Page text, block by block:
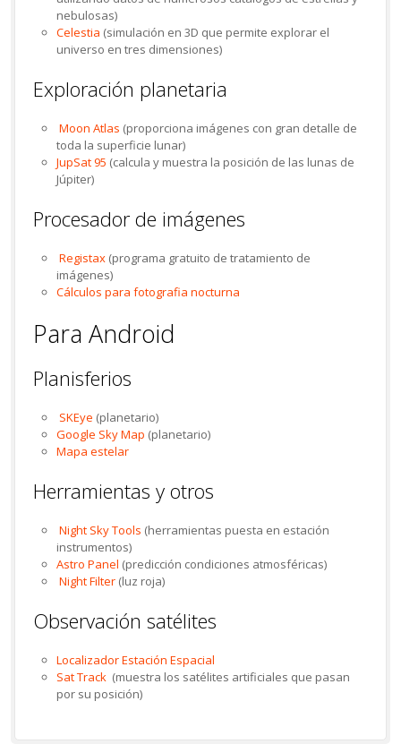
nebulosas)
Celestia (simulación en 3D que permite explorar el
universo en tres dimensiones)
Exploración planetaria
Moon Atlas (proporciona imágenes con gran detalle de
toda la superficie lunar)
JupSat 95 (calcula y muestra la posición de las lunas de
Júpiter)
Procesador de imágenes
Registax(programa gratuito de tratamiento de
imágenes)
Cálculos para fotografia nocturna
Para Android
Planisferios
SKEye (planetario)
Google Sky Map (planetario)
Mapa estelar
Herramientas y otros
Night Sky Tools (herramientas puesta en estación
instrumentos)
Astro Panel (predicción condiciones atmosféricas)
Night Filter(luz roja)
Observación satélites
Localizador Estación Espacial
Sat Track (muestra los satélites artificiales que pasan
por su posición)